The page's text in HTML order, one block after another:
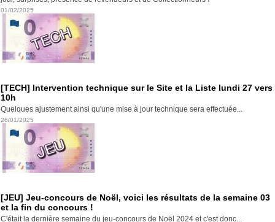
01/02/2025
[TECH] Intervention technique sur le Site et la Liste lundi 27 vers
10h
Quelques ajustement ainsi qu'une mise à jour technique sera effectuée...
26/01/2025
[JEU] Jeu-concours de Noël, voici les résultats de la semaine 03
et la fin du concours !
C'était la dernière semaine du jeu-concours de Noël 2024 et c'est donc...